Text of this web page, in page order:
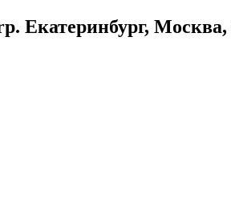
Екатеринбург,